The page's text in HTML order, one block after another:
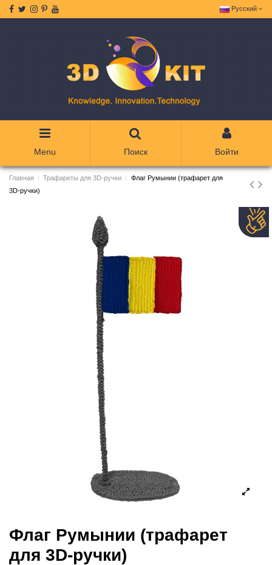
Русский
Menu Поиск Войти
Главная Трафареты для 3D-ручки
Флаг Румынии (трафарет для
3D-ручки)
Флаг Румынии (трафарет
для 3D-ручки)